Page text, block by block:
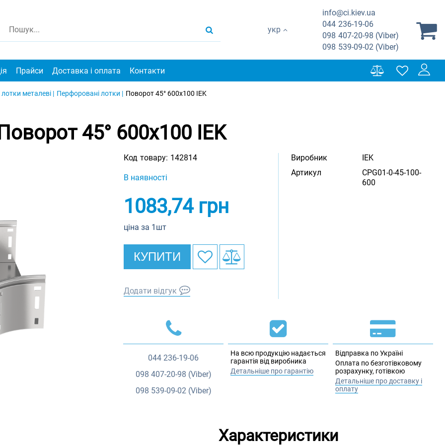
укр
info@ci.kiev.ua
044 236-19-06
098 407-20-98 (Viber)
098 539-09-02 (Viber)
Прайси Доставка і оплата Контакти
металеві | Перфоровані лотки | Поворот 45° 600х100 IEK
45° 600х100 IEK
Код товару: 142814
В наявності
1083,74грн
ціна за 1шт
КУПИТИ
Додати відгук
Виробник
IEK
Артикул
CPG01-0-45-100-
600
044 236-19-06
098 407-20-98 (Viber)
098 539-09-02 (Viber)
На всю продукцію надається
гарантія від виробника
Детальніше про гарантію
Відправка по Україні
Оплата по безготівковому
розрахунку, готівкою
Детальніше про доставку і
оплату
Характеристики